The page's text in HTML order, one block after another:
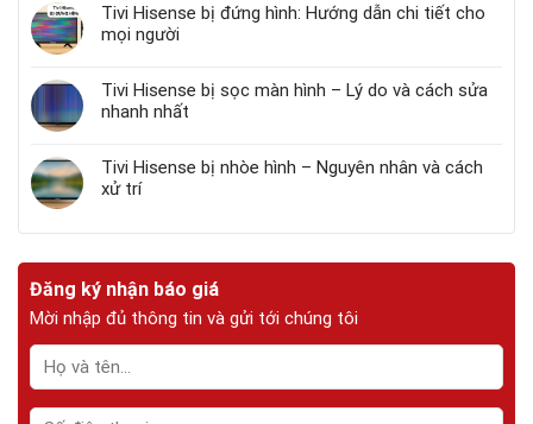
Tivi Hisense bị đứng hình: Hướng dẫn chi tiết cho
mọi người
Tivi Hisense bị sọc màn hình – Lý do và cách sửa
nhanh nhất
Tivi Hisense bị nhòe hình – Nguyên nhân và cách
xử trí
Đăng ký nhận báo giá
Mời nhập đủ thông tin và gửi tới chúng tôi